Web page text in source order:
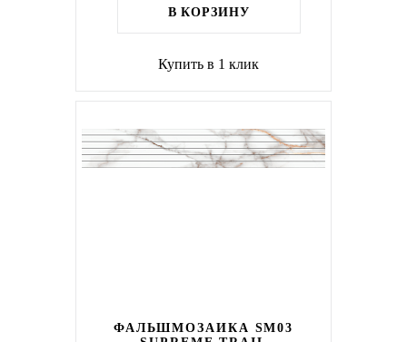
В КОРЗИНУ
Купить в 1 клик
ФАЛЬШМОЗАИКА SM03